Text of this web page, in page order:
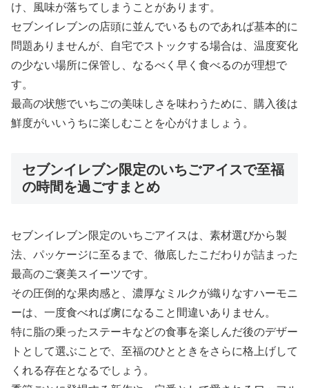
け、風味が落ちてしまうことがあります。
セブンイレブンの店頭に並んでいるものであれば基本的に
問題ありませんが、自宅でストックする場合は、温度変化
の少ない場所に保管し、なるべく早く食べるのが理想で
す。
最高の状態でいちごの美味しさを味わうために、購入後は
鮮度がいいうちに楽しむことを心がけましょう。
セブンイレブン限定のいちごアイスで至福
の時間を過ごすまとめ
セブンイレブン限定のいちごアイスは、素材選びから製
法、パッケージに至るまで、徹底したこだわりが詰まった
最高のご褒美スイーツです。
その圧倒的な果肉感と、濃厚なミルクが織りなすハーモニ
ーは、一度食べれば虜になること間違いありません。
特に脂の乗ったステーキなどの食事を楽しんだ後のデザー
トとして選ぶことで、至福のひとときをさらに格上げして
くれる存在となるでしょう。